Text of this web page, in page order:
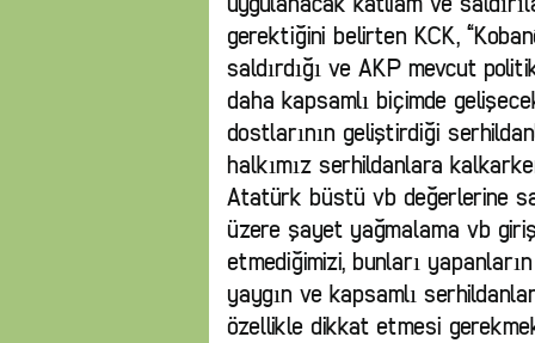
gerektiğini belirten KCK,
saldırdığı ve AKP mevcut
daha kapsamlı biçimde
dostlarının geliştirdiği
halkımız serhildanlara
Atatürk büstü vb değerlerine
üzere şayet yağmalama vb
etmediğimizi, bunları
yaygın ve kapsamlı
özellikle dikkat etmesi